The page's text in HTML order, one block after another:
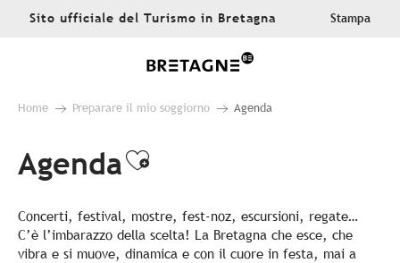
AllerSito ufficiale del Turismo in Bretagna Stampa
Home Preparare il mio soggiorno Agenda
AgendaAjouter aux favoris
Concerti, festival, mostre, fest-noz, escursioni, regate…
C’è l’imbarazzo della scelta! La Bretagna che esce, che
vibra e si muove, dinamica e con il cuore in festa, mai a